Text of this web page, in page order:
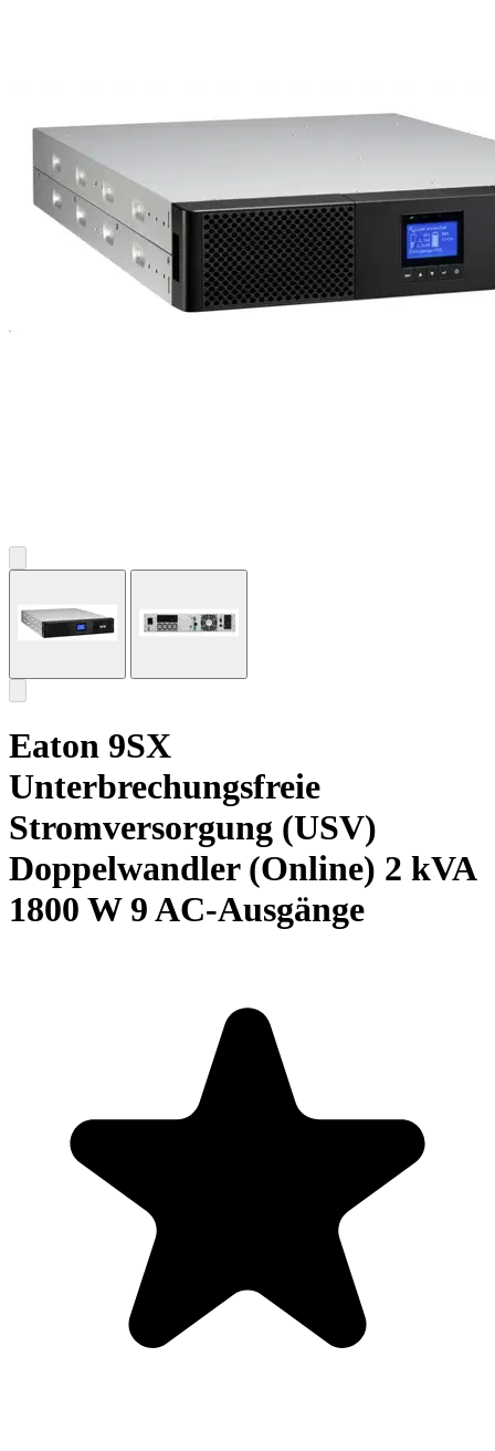
Eaton 9SX
Unterbrechungsfreie
Stromversorgung (USV)
Doppelwandler (Online) 2 kVA
1800 W 9 AC-Ausgänge